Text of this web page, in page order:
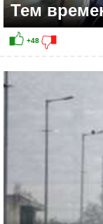
Тем